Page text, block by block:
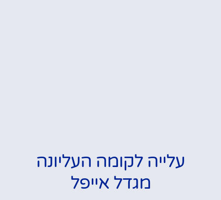
עלייה לקומה העליונה
מגדל אייפל